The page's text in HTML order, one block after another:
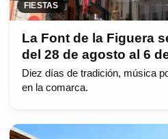
FIESTAS
La Font de la Figuera
del 28 de agosto al 6
Diez días de tradición, música
en la comarca.